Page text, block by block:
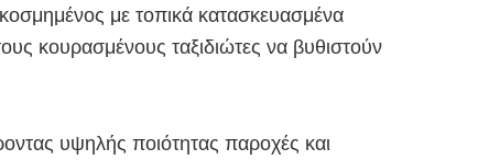
με τοπικά κατασκευασμένα
κουρασμένους ταξιδιώτες να βυθιστούν
υψηλής ποιότητας παροχές και